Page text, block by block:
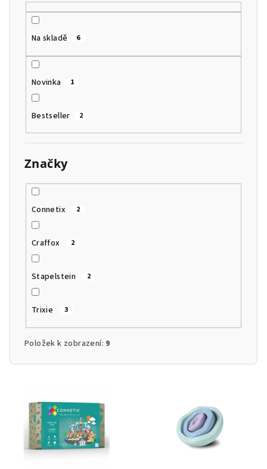
Na skladě 6
Novinka 1
Bestseller 2
Značky
Connetix 2
Craffox 2
Stapelstein 2
Trixie 3
Položek k zobrazení: 9